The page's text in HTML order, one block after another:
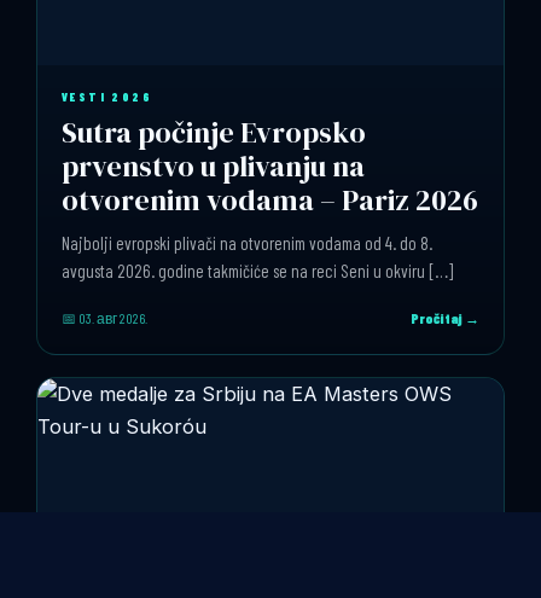
VESTI 2026
Sutra počinje Evropsko
prvenstvo u plivanju na
otvorenim vodama – Pariz 2026
Najbolji evropski plivači na otvorenim vodama od 4. do 8.
avgusta 2026. godine takmičiće se na reci Seni u okviru […]
📅 03. авг 2026. Pročitaj →